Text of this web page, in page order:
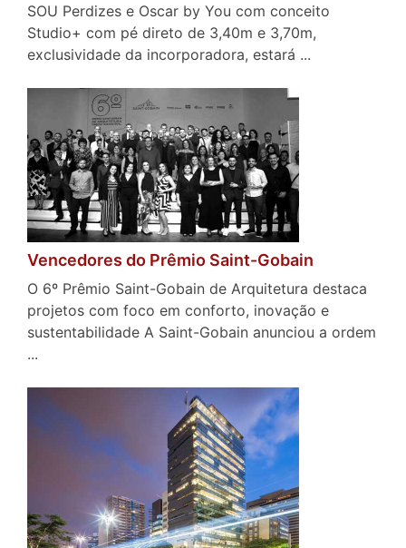
SOU Perdizes e Oscar by You com conceito
Studio+ com pé direto de 3,40m e 3,70m,
exclusividade da incorporadora, estará ...
Vencedores do Prêmio Saint-Gobain
O 6º Prêmio Saint-Gobain de Arquitetura destaca
projetos com foco em conforto, inovação e
sustentabilidade A Saint-Gobain anunciou a ordem
...